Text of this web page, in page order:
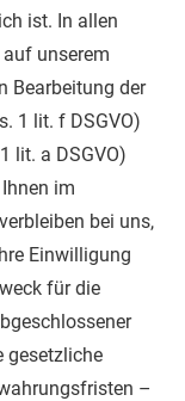
ist. In allen
unserem
Bearbeitung der
1 lit. f DSGVO)
lit. a DSGVO)
im
bei uns,
Einwilligung
für die
gesetzliche
–